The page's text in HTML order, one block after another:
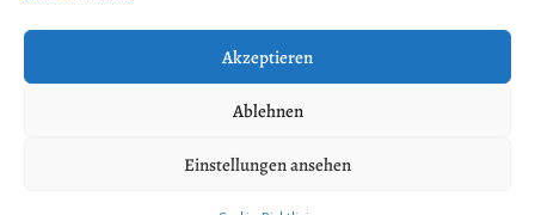
Akzeptieren
Ablehnen
Einstellungen ansehen